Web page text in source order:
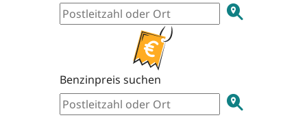
Benzinpreis suchen